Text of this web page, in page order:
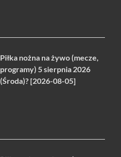
Piłka nożna na żywo (mecze,
programy) 5 sierpnia 2026
(Środa)? [2026-08-05]